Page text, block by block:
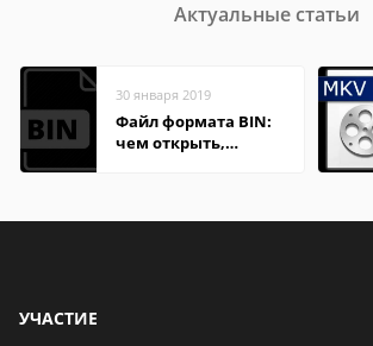
Актуальные статьи
30 января 2019
Файл формата BIN:
чем открыть,
УЧАСТИЕ